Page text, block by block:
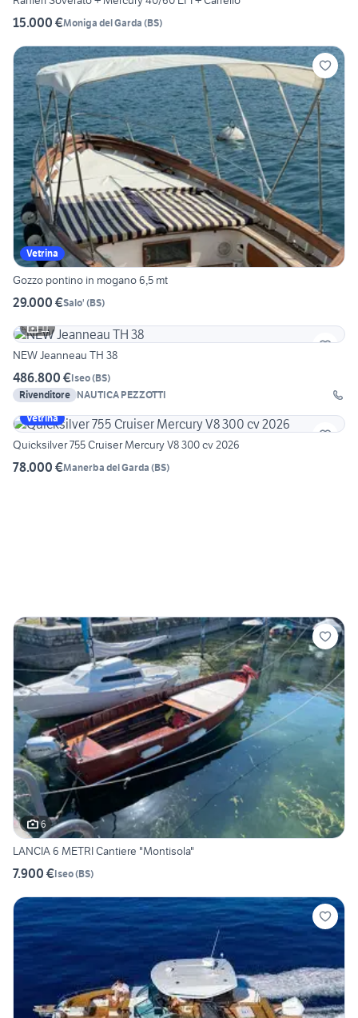
15.000 €Moniga del Garda (BS)
Vetrina
Gozzo pontino in mogano 6,5 mt
29.000 €Salo' (BS)
11
NEW Jeanneau TH 38
486.800 €Iseo(BS)
Rivenditore NAUTICA PEZZOTTI
Vetrina
Quicksilver 755 Cruiser Mercury V8 300 cv 2026
78.000 €Manerba del Garda (BS)
6
LANCIA 6 METRI Cantiere "Montisola"
7.900 €Iseo(BS)